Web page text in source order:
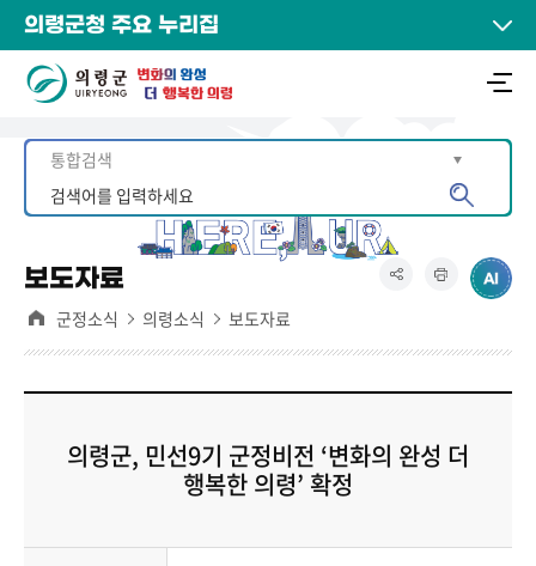
의령군청 주요 누리집
보도자료
군정소식 의령소식 보도자료
의령군, 민선9기 군정비전 ‘변화의 완성 더
행복한 의령’ 확정